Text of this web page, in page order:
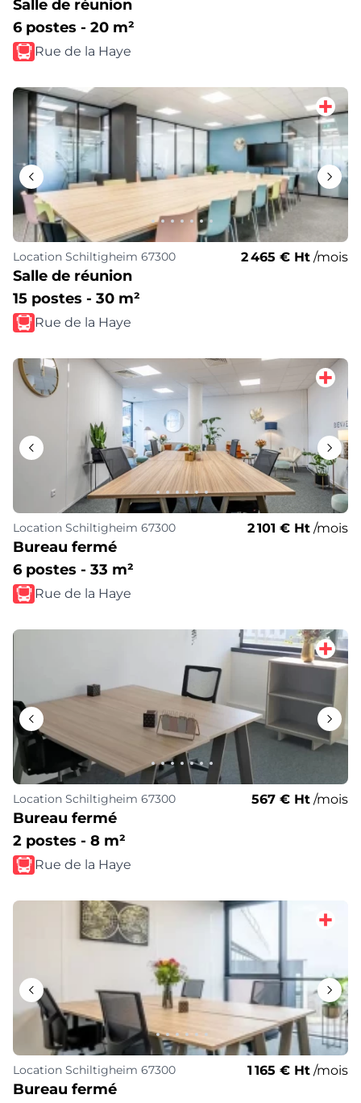
Salle de réunion
6 postes - 20 m²
Rue de la Haye
Location Schiltigheim 67300 2 465 € Ht /mois
Salle de réunion
15 postes - 30 m²
Rue de la Haye
Location Schiltigheim 67300 2 101 € Ht /mois
Bureau fermé
6 postes - 33 m²
Rue de la Haye
Location Schiltigheim 67300 567 € Ht /mois
Bureau fermé
2 postes - 8 m²
Rue de la Haye
Location Schiltigheim 67300 1 165 € Ht /mois
Bureau fermé